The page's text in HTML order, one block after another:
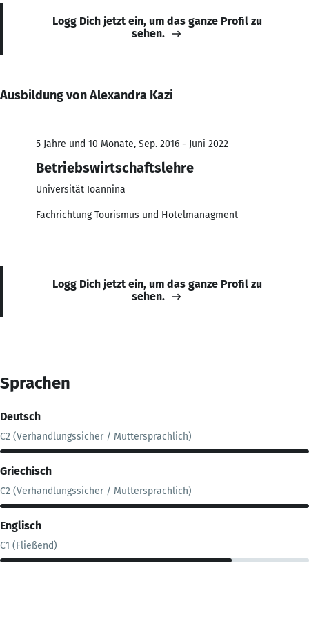
Logg Dich jetzt ein, um das ganze Profil zu
sehen.
Ausbildung von Alexandra Kazi
5 Jahre und 10 Monate, Sep. 2016 - Juni 2022
Betriebswirtschaftslehre
Universität Ioannina
Fachrichtung Tourismus und Hotelmanagment
Logg Dich jetzt ein, um das ganze Profil zu
sehen.
Sprachen
Deutsch
C2 (Verhandlungssicher / Muttersprachlich)
Griechisch
C2 (Verhandlungssicher / Muttersprachlich)
Englisch
C1 (Fließend)